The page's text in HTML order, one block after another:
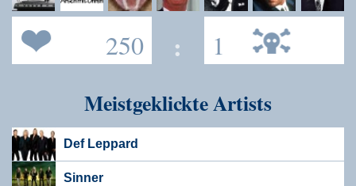
250 : 1
Meistgeklickte Artists
Def Leppard
Sinner